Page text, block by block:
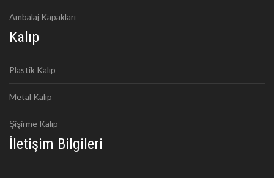
Ambalaj Kapakları
Kalıp
Plastik Kalıp
Metal Kalıp
Şişirme Kalıp
İletişim Bilgileri